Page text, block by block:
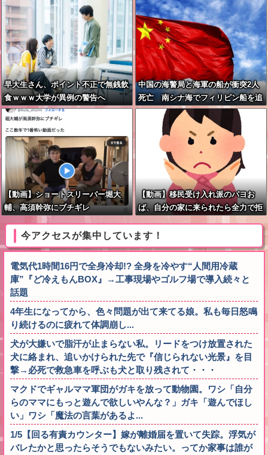
早大生さん、ポイント不正で無銭飲
食ｗｗｗ大学が異例の警告へ
中国の海警局と海軍の船が衝突2人
死亡 南シナ海でフィリピン船を追
跡中、公表までに1年
【動画】ショートスリーパー堀大
輔、高須幹弥にブチギレ
【動画】移民受け入れ派のパヨお
ば、自分の家に来られたら全力で拒
今アクセスが集中しています！
電気代1時間16円で全身冷却!? 全身を冷やす“人間用冷蔵
庫”『ど冷えもんBOX』→工事現場やゴルフ場で導入続々と
話題
4年生になってから、色々問題が出て来てる娘。私も毎日怒鳴
り続けるのに疲れて体調崩し...
犬が大嫌いで脂汗が止まらない私。リードをつけ放置された
犬に絡まれ、追いかけられた先で『信じられない光景』を目
撃→必死で救急車を呼ぶも犬と取り残されて・・・
マクドでギャルママ軍団がガキを放って動物園。ワシ「自分
らのママにもっと遊んで欲しいやんな？」ガキ「遊んでほし
い」ワシ「魔法の言葉があるよ...
1/5【回る有責カウンター】嫁が離婚届を置いて失踪。浮気が
バレたかと思ったらそうでもないみたい。ってか家事は誰が